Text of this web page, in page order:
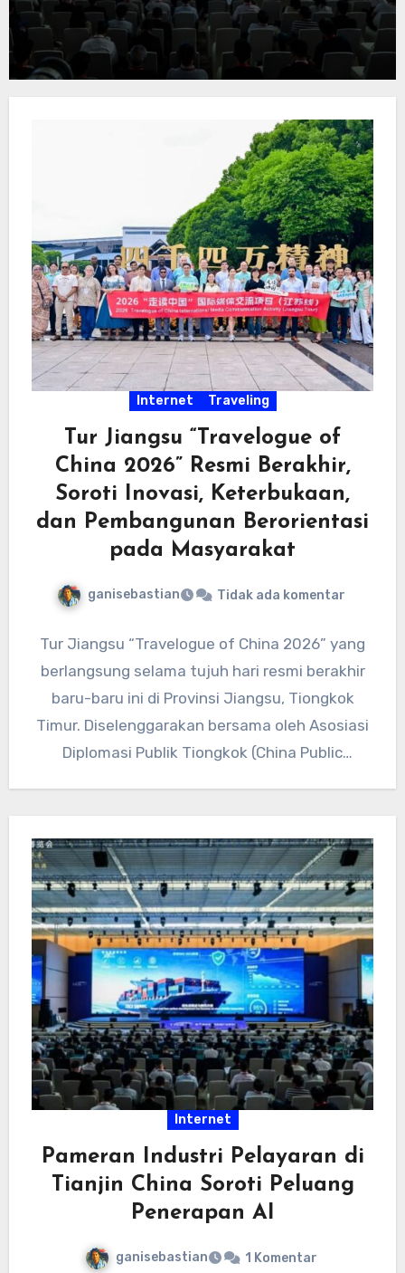
Internet Traveling
Tur Jiangsu “Travelogue of
China 2026” Resmi Berakhir,
Soroti Inovasi, Keterbukaan,
dan Pembangunan Berorientasi
pada Masyarakat
ganisebastian Tidak ada komentar
Tur Jiangsu “Travelogue of China 2026” yang
berlangsung selama tujuh hari resmi berakhir
baru-baru ini di Provinsi Jiangsu, Tiongkok
Timur. Diselenggarakan bersama oleh Asosiasi
Diplomasi Publik Tiongkok (China Public
Internet
Pameran Industri Pelayaran di
Tianjin China Soroti Peluang
Penerapan AI
ganisebastian 1 Komentar